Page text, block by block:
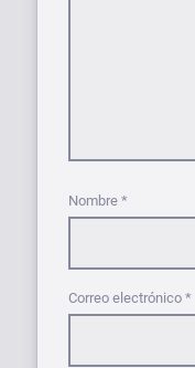
Nombre *
Correo electrónico *